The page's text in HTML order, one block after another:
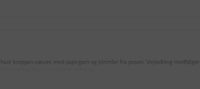
kroppen væves med papirgarn og strimler fra posen. Vejledning medfølger